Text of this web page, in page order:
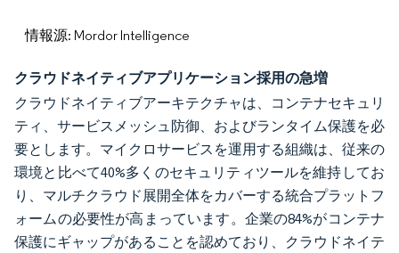
情報源: Mordor Intelligence
クラウドネイティブアプリケーション採用の急増
クラウドネイティブアーキテクチャは、コンテナセキュリ
ティ、サービスメッシュ防御、およびランタイム保護を必
要とします。マイクロサービスを運用する組織は、従来の
環境と比べて40%多くのセキュリティツールを維持してお
り、マルチクラウド展開全体をカバーする統合プラットフ
ォームの必要性が高まっています。企業の84%がコンテナ
保護にギャップがあることを認めており、クラウドネイテ